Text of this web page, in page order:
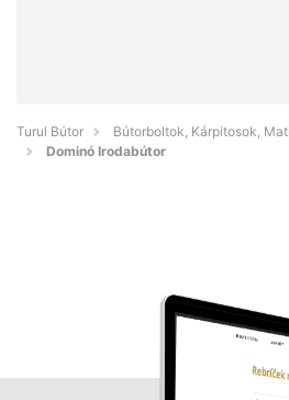
Turul Bútor
Bútorboltok, Kárpitosok,
Dominó Irodabútor